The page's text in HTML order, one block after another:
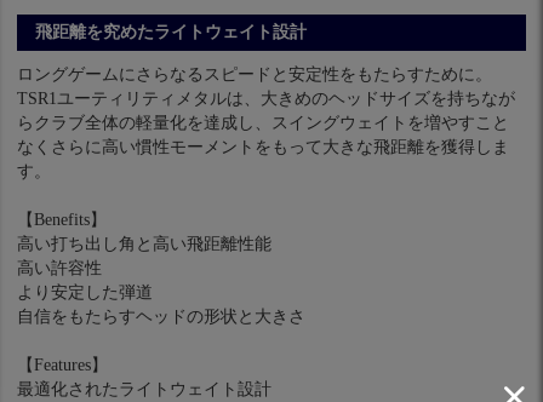
飛距離を究めたライトウェイト設計
ロングゲームにさらなるスピードと安定性をもたらすために。
TSR1ユーティリティメタルは、大きめのヘッドサイズを持ちなが
らクラブ全体の軽量化を達成し、スイングウェイトを増やすこと
なくさらに高い慣性モーメントをもって大きな飛距離を獲得しま
す。
【Benefits】
高い打ち出し角と高い飛距離性能
高い許容性
より安定した弾道
自信をもたらすヘッドの形状と大きさ
【Features】
最適化されたライトウェイト設計